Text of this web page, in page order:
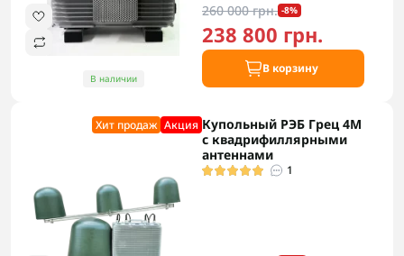
В наличии
260 000 грн. -8%
238 800 грн.
В корзину
Хит продаж Акция Купольный РЭБ Грец 4М
с квадрифиллярными
антеннами
1